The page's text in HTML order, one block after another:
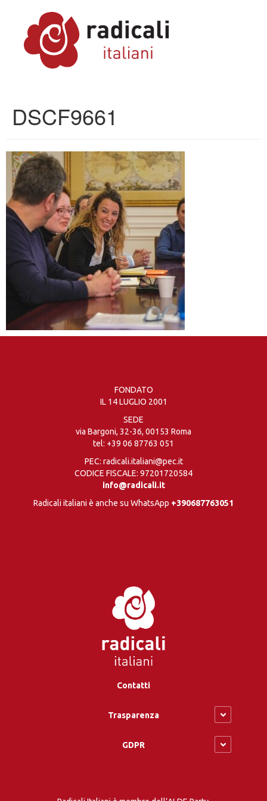
DSCF9661
FONDATO
IL 14 LUGLIO 2001
SEDE
via Bargoni, 32-36, 00153 Roma
tel: +39 06 87763 051
PEC: radicali.italiani@pec.it
CODICE FISCALE: 97201720584
info@radicali.it
Radicali italiani è anche su WhatsApp +390687763051
Contatti
Trasparenza
GDPR